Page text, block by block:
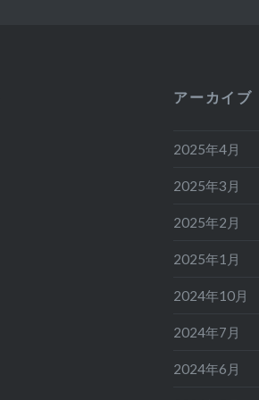
アーカイブ
2025年4月
2025年3月
2025年2月
2025年1月
2024年10月
2024年7月
2024年6月